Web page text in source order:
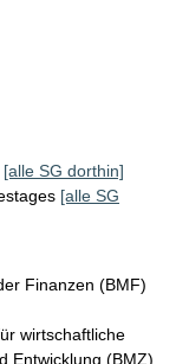
[alle SG dorthin]
[alle SG
Finanzen (BMF)
wirtschaftliche
Entwicklung (BMZ)